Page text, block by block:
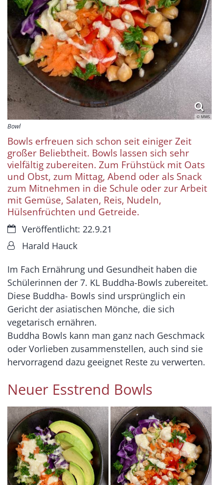
© MWS
Bowl
Bowls erfreuen sich schon seit einiger Zeit
großer Beliebtheit. Bowls lassen sich sehr
vielfältig zubereiten. Zum Frühstück mit Oats
und Obst, zum Mittag, Abend oder als Snack
zum Mitnehmen in die Schule oder zur Arbeit
mit Gemüse, Salaten, Reis, Nudeln,
Hülsenfrüchten und Getreide.
Datum:Veröffentlicht: 22.9.21
Von:Harald Hauck
Im Fach Ernährung und Gesundheit haben die
Schülerinnen der 7. KL Buddha-Bowls zubereitet.
Diese Buddha- Bowls sind ursprünglich ein
Gericht der asiatischen Mönche, die sich
vegetarisch ernähren.
Buddha Bowls kann man ganz nach Geschmack
oder Vorlieben zusammenstellen, auch sind sie
hervorragend dazu geeignet Reste zu verwerten.
Neuer Esstrend Bowls